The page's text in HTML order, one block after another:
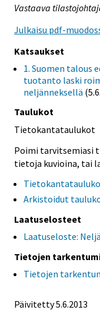
Vastaava
Julkaisu pdf-
Katsaukset
1. Suomen talous
tuotanto laski
neljänneksellä
Taulukot
Tietokantataulukot
Poimi tarvitsemiasi
tietoja kuvioina, tai
Arkistoidut
Laatuselosteet
Laatuseloste:
Tietojen
Tietojen
Päivitetty 5.6.2013